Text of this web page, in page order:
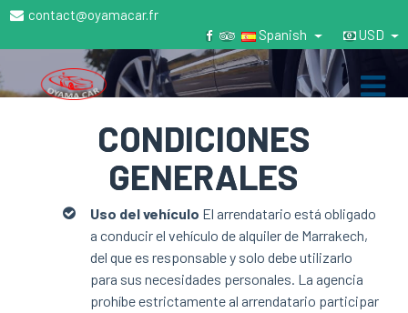
contact@oyamacar.fr
Spanish
USD
CONDICIONES
GENERALES
Uso del vehículo El arrendatario está obligado
a conducir el vehículo de alquiler de Marrakech,
del que es responsable y solo debe utilizarlo
para sus necesidades personales. La agencia
prohíbe estrictamente al arrendatario participar